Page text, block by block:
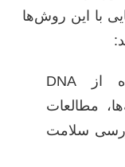
با این روش‌ها
استفاده از DNA
مطالعات
سلامت